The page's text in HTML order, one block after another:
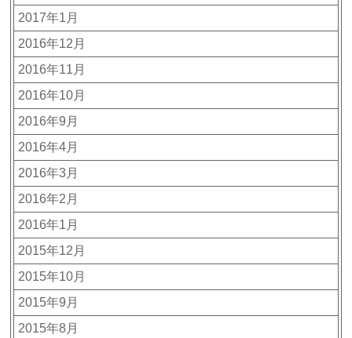
2017年1月
2016年12月
2016年11月
2016年10月
2016年9月
2016年4月
2016年3月
2016年2月
2016年1月
2015年12月
2015年10月
2015年9月
2015年8月